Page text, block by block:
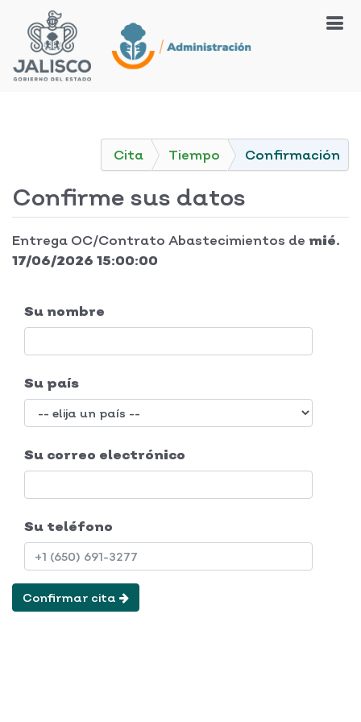
Cita Tiempo Confirmación
Confirme sus datos
Entrega OC/Contrato Abastecimientos de mié.
17/06/2026 15:00:00
Su nombre
Su país
Su correo electrónico
Su teléfono
Confirmar cita